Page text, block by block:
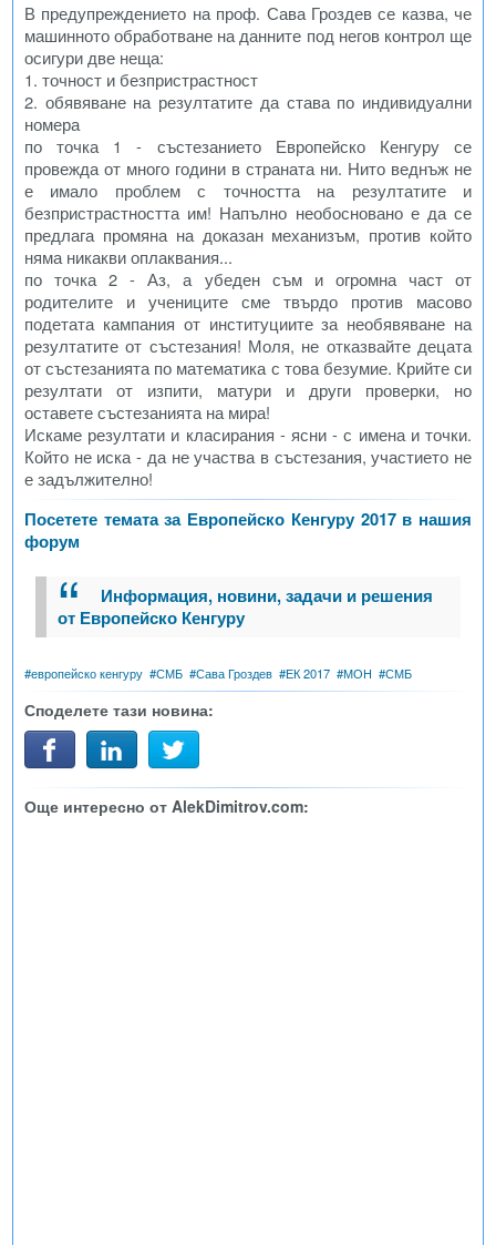
В предупреждението на проф. Сава Гроздев се казва, че
машинното обработване на данните под негов контрол ще
осигури две неща:
1. точност и безпристрастност
2. обявяване на резултатите да става по индивидуални
номера
по точка 1 - състезанието Европейско Кенгуру се
провежда от много години в страната ни. Нито веднъж не
е имало проблем с точността на резултатите и
безпристрастността им! Напълно необосновано е да се
предлага промяна на доказан механизъм, против който
няма никакви оплаквания...
по точка 2 - Аз, а убеден съм и огромна част от
родителите и учениците сме твърдо против масово
подетата кампания от институциите за необявяване на
резултатите от състезания! Моля, не отказвайте децата
от състезанията по математика с това безумие. Крийте си
резултати от изпити, матури и други проверки, но
оставете състезанията на мира!
Искаме резултати и класирания - ясни - с имена и точки.
Който не иска - да не участва в състезания, участието не
е задължително!
Посетете темата за Европейско Кенгуру 2017 в нашия
форум
Информация, новини, задачи и решения
от Европейско Кенгуру
#европейско кенгуру #СМБ #Сава Гроздев #ЕК 2017 #МОН #СМБ
Споделете тази новина:
Още интересно от AlekDimitrov.com: